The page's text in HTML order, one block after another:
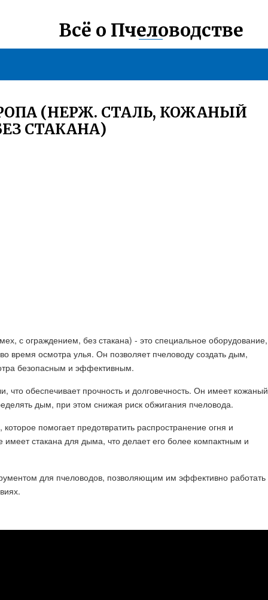
Всё о Пчеловодстве
(НЕРЖ. СТАЛЬ, КОЖАНЫЙ
СТАКАНА)
с ограждением, без стакана) - это специальное оборудование,
время осмотра улья. Он позволяет пчеловоду создать дым,
безопасным и эффективным.
обеспечивает прочность и долговечность. Он имеет кожаный
дым, при этом снижая риск обжигания пчеловода.
помогает предотвратить распространение огня и
стакана для дыма, что делает его более компактным и
для пчеловодов, позволяющим им эффективно работать